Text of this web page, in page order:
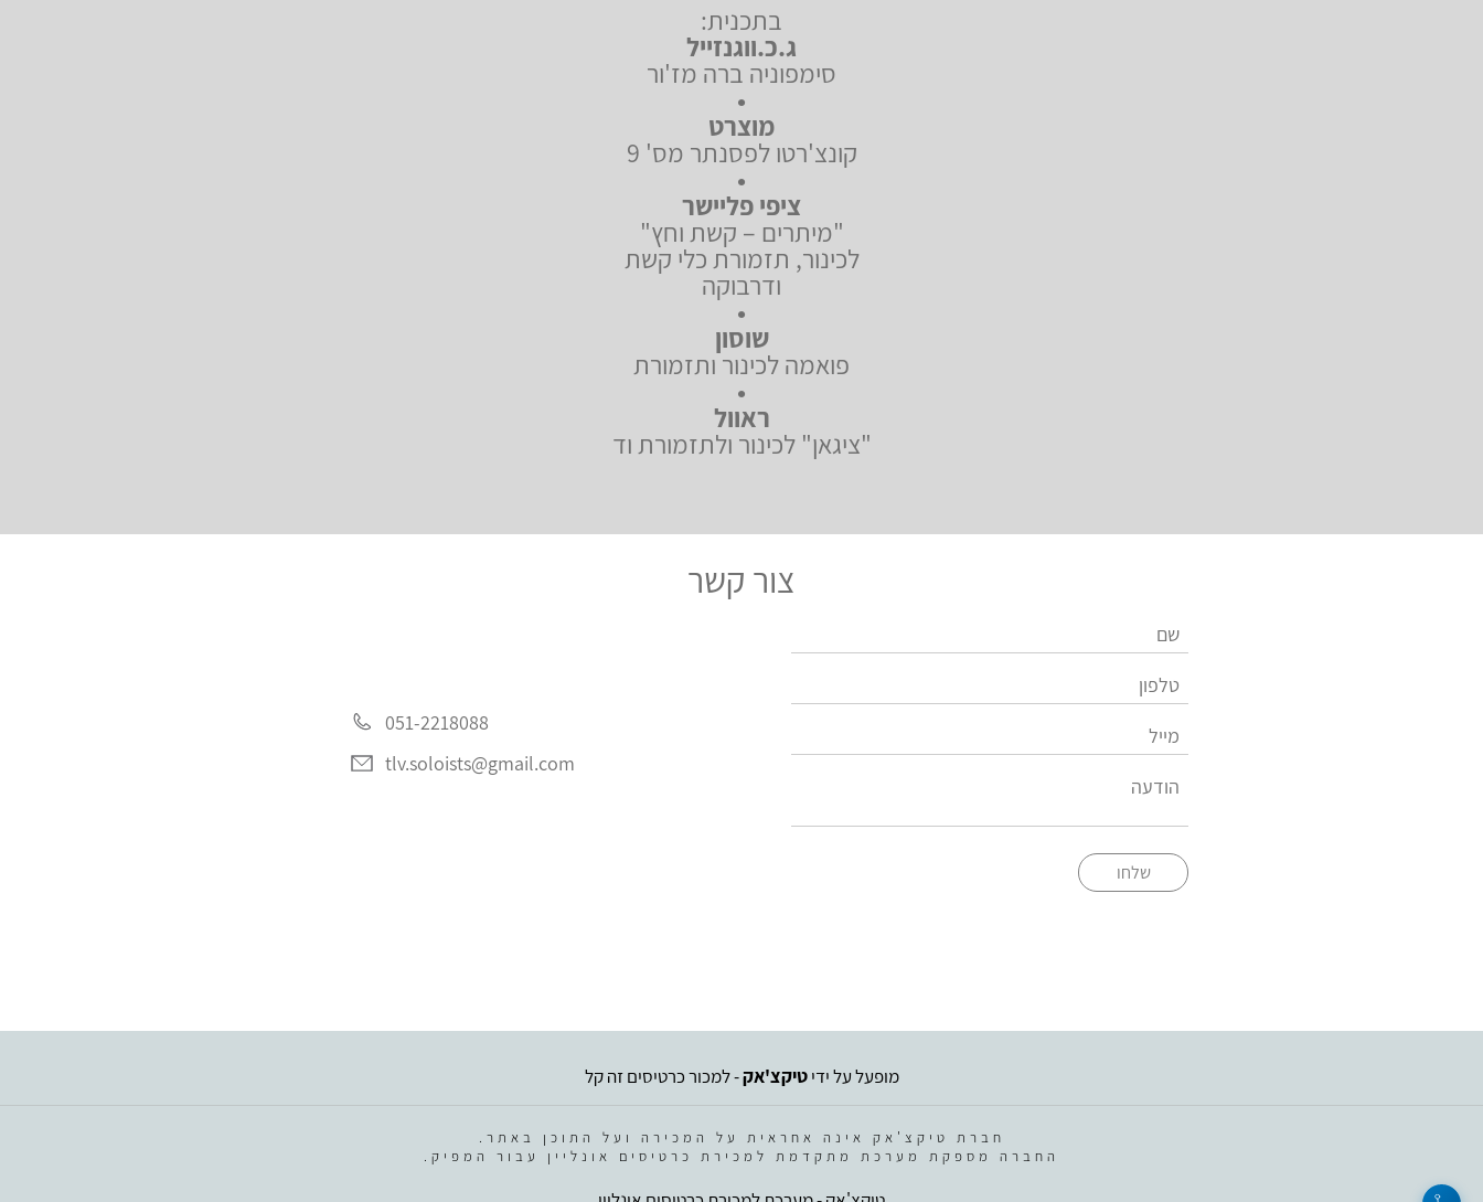
בתכנית:
ג.כ.ווגנזייל
סימפוניה ברה מז'ור
•
מוצרט
קונצ'רטו לפסנתר מס' 9
•
ציפי פליישר
"מיתרים – קשת וחץ"
לכינור, תזמורת כלי קשת
ודרבוקה
•
שוסון
פואמה לכינור ותזמורת
•
ראוול
"ציגאן" לכינור ולתזמורת וד
צור קשר
שלחו
051-2218088
tlv.soloists@gmail.com
מופעל על ידיטיקצ'אק- למכור כרטיסים זה קל
חברת טיקצ'אק אינה אחראית על המכירה ועל התוכן באתר.
החברה מספקת מערכת מתקדמת למכירת כרטיסים אונליין עבור המפיק.